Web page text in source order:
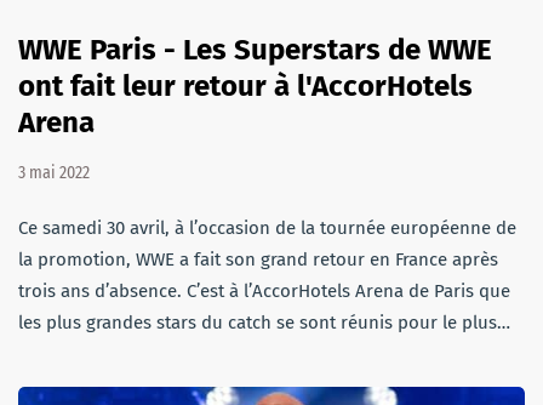
WWE Paris - Les Superstars de WWE
ont fait leur retour à l'AccorHotels
Arena
3 mai 2022
Ce samedi 30 avril, à l’occasion de la tournée européenne de
la promotion, WWE a fait son grand retour en France après
trois ans d’absence. C’est à l’AccorHotels Arena de Paris que
les plus grandes stars du catch se sont réunis pour le plus…